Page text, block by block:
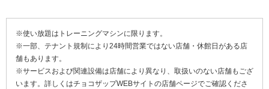
※使い放題はトレーニングマシンに限ります。
※一部、テナント規制により24時間営業ではない店舗・休館日がある店
舗もあります。
※サービスおよび関連設備は店舗により異なり、取扱いのない店舗もござ
います。詳しくはチョコザップWEBサイトの店舗ページでご確認くださ